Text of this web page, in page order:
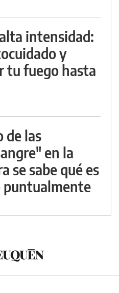
intensidad:
y
tu fuego hasta
de las
en la
se sabe qué es
puntualmente